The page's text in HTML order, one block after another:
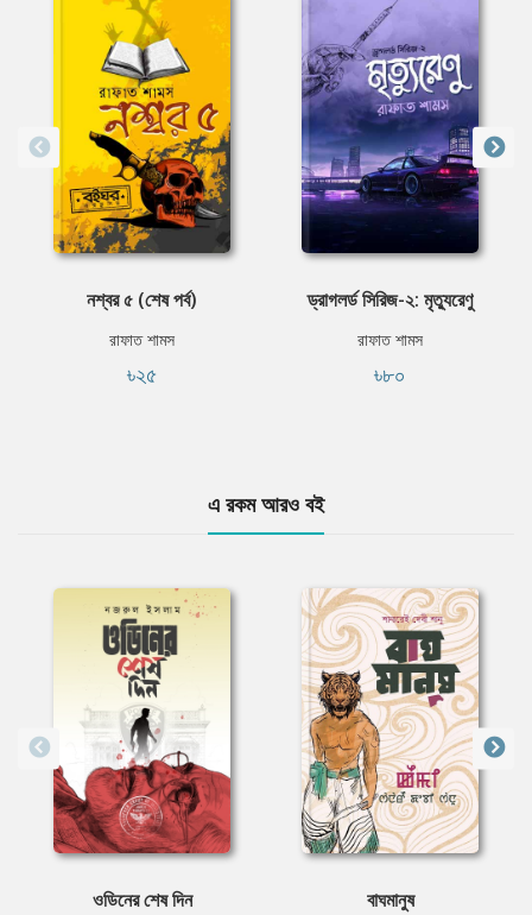
নশ্বর ৫ (শেষ পর্ব)
রাফাত শামস
৳২৫
ড্রাগলর্ড সিরিজ-২: মৃত্যুরেণু
রাফাত শামস
৳৮০
এ রকম আরও বই
ওডিনের শেষ দিন বাঘমানুষ